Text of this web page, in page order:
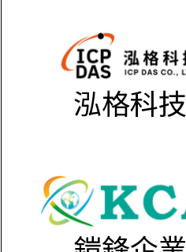
泓格科技